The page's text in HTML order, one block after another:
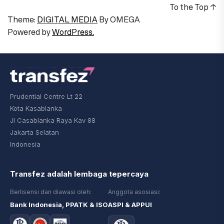
Theme: DIGITAL MEDIAByOMEGA
Powered byWordPress.
To the Top ↑
Prudential Centre Lt 22
Kota Kasablanka
Jl Casablanka Raya Kav 88
Jakarta Selatan
Indonesia
Transfez adalah lembaga tepercaya
Berlisensi dan diawasi oleh:
Bank Indonesia, PPATK & ISO
Anggota asosiasi:
ASPI & APPUI